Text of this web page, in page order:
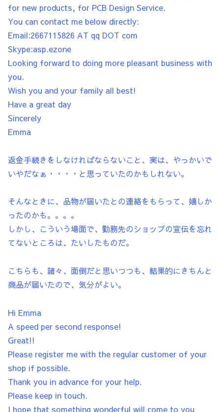
for new products, for PCB Design Service.
You can contact me below directly:
Email:2667115826 AT qq DOT com
Skype:asp.ezone
Looking forward to doing more pleasant business with
you.
Wish you and your family all best!
Have a great day
Sincerely
Emma
返金手続きをしなければならないこと、実は、やっかいで
いやだなぁ・・・・と思っていたのかもしれない。
そんなときに、品物が届いたとの連絡をもらって、嬉しか
ったのかも。。。。
しかし、こういう場面で、勤務先のショップの宣伝を忘れ
てないところは、たいしたものだ。
こちらも、諸々、面倒だと思いつつも、結果的にきちんと
商品が届いたので、気分がよい。
Hi Emma
A speed per second response!
Great!!
Please register me with the regular customer of your
shop if possible.
Thank you in advance for your help.
Please keep in touch.
I hope that something wonderful will come to you